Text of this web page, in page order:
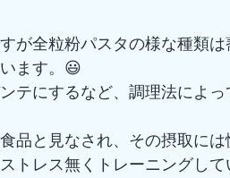
が全粒粉パスタの様な種類
ます。😃
テにするなど、調理法によ
品と見なされ、その摂取に
トレス無くトレーニングし